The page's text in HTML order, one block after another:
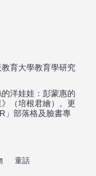
育大學教育學研究
洋娃娃：彭蒙惠的
（培根君繪）。更
」部落格及臉書專
童話